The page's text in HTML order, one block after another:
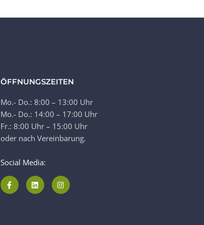
ÖFFNUNGSZEITEN
Mo.- Do.: 8:00 – 13:00 Uhr
Mo.- Do.: 14:00 – 17:00 Uhr
Fr.: 8:00 Uhr – 15:00 Uhr
oder nach Vereinbarung.
Social Media: